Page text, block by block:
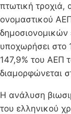
πτωτική τροχιά,
ονομαστικού
δημοσιονομικών
υποχωρήσει στο
147,9% του ΑΕΠ
διαμορφώνεται
Η ανάλυση
του ελληνικού